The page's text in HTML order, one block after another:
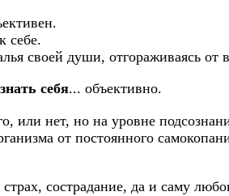
себе.
своей души, отгораживаясь
себя... объективно.
или нет, но на уровне
от постоянного
сострадание, да и саму